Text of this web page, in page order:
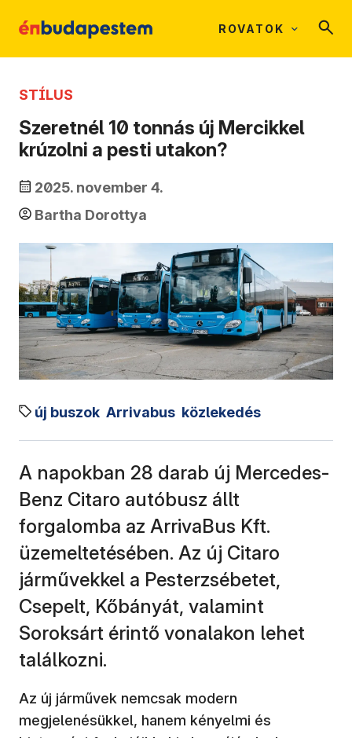
ROVATOK
STÍLUS
Szeretnél 10 tonnás új Mercikkel
krúzolni a pesti utakon?
2025. november 4.
Bartha Dorottya
új buszok Arrivabus közlekedés
A napokban 28 darab új Mercedes-
Benz Citaro autóbusz állt
forgalomba az ArrivaBus Kft.
üzemeltetésében. Az új Citaro
járművekkel a Pesterzsébetet,
Csepelt, Kőbányát, valamint
Soroksárt érintő vonalakon lehet
találkozni.
Az új járművek nemcsak modern
megjelenésükkel, hanem kényelmi és